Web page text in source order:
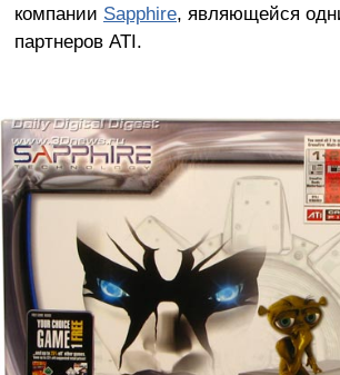
компании Sapphire, являющейся
партнеров ATI.